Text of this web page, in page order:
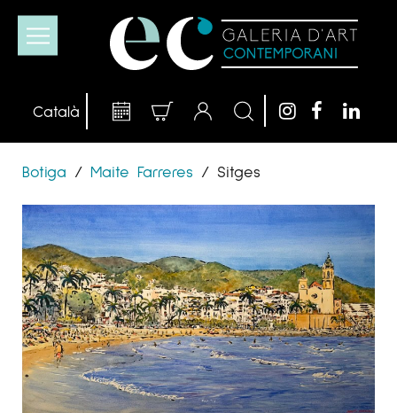
Botiga / Maite Farreres / Sitges